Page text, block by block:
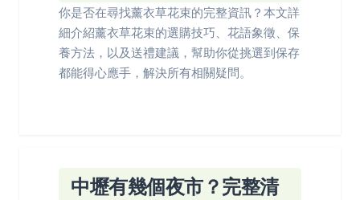
你是否在尋找薰衣草花束的完整資訊？本文詳
細介紹薰衣草花束的選購技巧、花語象徵、保
養方法，以及送禮建議，幫助你從挑選到保存
都能得心應手，解決所有相關疑問。
中壢有幾個夜市？完整清